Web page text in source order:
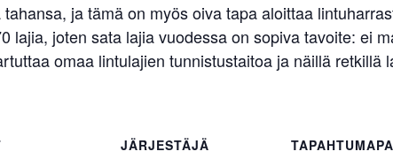
ja tämä on myös oiva tapa aloittaa
lajia, joten sata lajia vuodessa on sopiva tavoite: ei
omaa lintulajien tunnistustaitoa ja näillä retkillä
JÄRJESTÄJÄ